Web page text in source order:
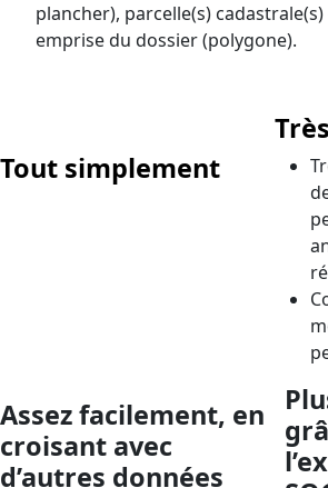
plancher), parcelle(s)
emprise du dossier (polygone).
Tout simplement
Assez facilement, en
croisant avec
d’autres données